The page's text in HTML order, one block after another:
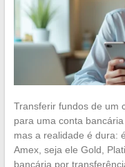
Transferir fundos de um
para uma conta
mas a realidade é dura:
Amex, seja ele Gold,
bancária por